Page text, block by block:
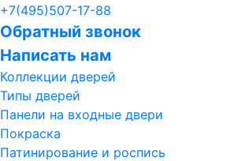
+7(495)507-17-88
Обратный звонок
Написать нам
Коллекции дверей
Типы дверей
Панели на входные двери
Покраска
Патинирование и роспись